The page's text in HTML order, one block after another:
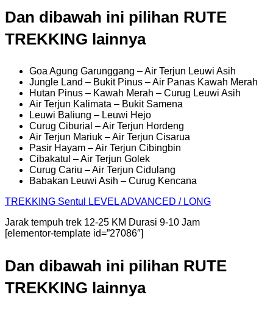
Dan dibawah ini pilihan RUTE
TREKKING lainnya
Goa Agung Garunggang – Air Terjun Leuwi Asih
Jungle Land – Bukit Pinus – Air Panas Kawah Merah
Hutan Pinus – Kawah Merah – Curug Leuwi Asih
Air Terjun Kalimata – Bukit Samena
Leuwi Baliung – Leuwi Hejo
Curug Ciburial – Air Terjun Hordeng
Air Terjun Mariuk – Air Terjun Cisarua
Pasir Hayam – Air Terjun Cibingbin
Cibakatul – Air Terjun Golek
Curug Cariu – Air Terjun Cidulang
Babakan Leuwi Asih – Curug Kencana
TREKKING Sentul
LEVEL ADVANCED / LONG
Jarak tempuh trek 12-25 KM Durasi 9-10 Jam
[elementor-template id=”27086″]
Dan dibawah ini pilihan RUTE
TREKKING lainnya